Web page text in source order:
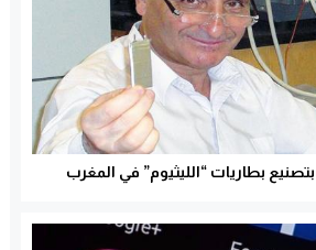
بطاريات “الليثيوم” في المغرب